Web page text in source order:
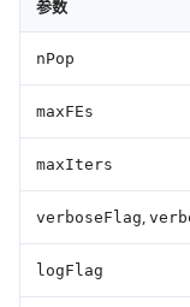
参数
nPop
maxFEs
maxIters
verboseFlag,
logFlag